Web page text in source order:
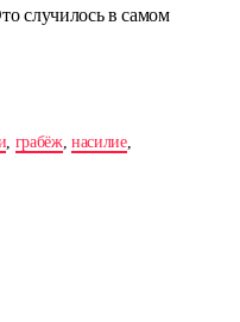
случилось в самом
грабёж,насилие,